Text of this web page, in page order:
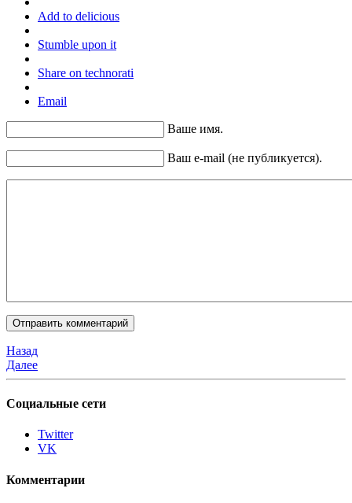
Add to delicious
Stumble upon it
Share on technorati
Email
Ваше имя.
Ваш e-mail (не публикуется).
Назад
Далее
Социальные сети
Twitter
VK
Комментарии